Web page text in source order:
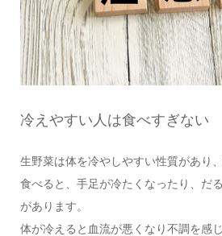
冷えやすい人は食べすぎない
生野菜は体を冷やしやすい性質があり
食べると、手足が冷たくなったり、だ
があります。
体が冷えると血流が悪くなり不調を感